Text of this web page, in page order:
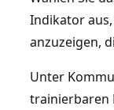
Indikator
anzuzeigen,
Unter
trainierbaren